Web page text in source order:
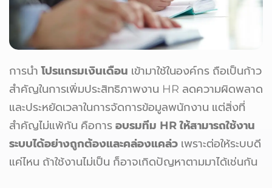
การนำโปรแกรมเงินเดือน เข้ามาใช้ในองค์กร ถือเป็นก้าว
สำคัญในการเพิ่มประสิทธิภาพงาน HR ลดความผิดพลาด
และประหยัดเวลาในการจัดการข้อมูลพนักงาน แต่สิ่งที่
สำคัญไม่แพ้กัน คือการ อบรมทีม HR ให้สามารถใช้งาน
ระบบได้อย่างถูกต้องและคล่องแคล่ว เพราะต่อให้ระบบดี
แค่ไหน ถ้าใช้งานไม่เป็น ก็อาจเกิดปัญหาตามมาได้เช่นกัน